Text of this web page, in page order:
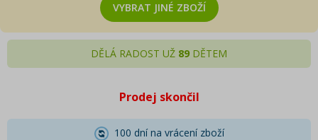
VYBRAT JINÉ ZBOŽÍ
DĚLÁ RADOST UŽ 89 DĚTEM
Prodej skončil
100 dní na vrácení zboží